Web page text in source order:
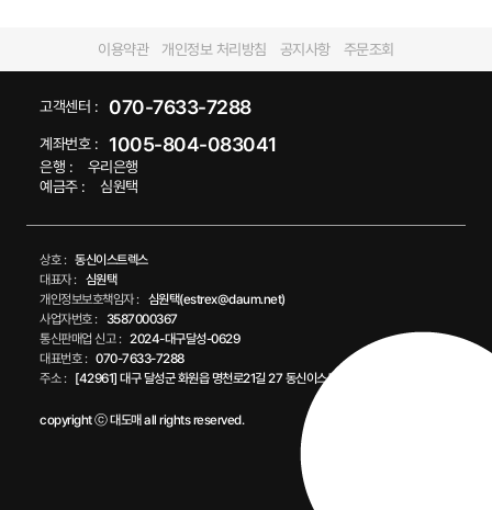
이용약관 개인정보 처리방침 공지사항 주문조회
고객센터 : 070-7633-7288
계좌번호 : 1005-804-083041
은행 :
우리은행
예금주 :
심원택
상호 : 동신이스트렉스
대표자 :
심원택
개인정보보호책임자 :
심원택(estrex@daum.net)
사업자번호 :
3587000367
통신판매업 신고 : 2024-대구달성-0629
대표번호 : 070-7633-7288
주소 :
[42961] 대구 달성군 화원읍 명천로21길 27 동신이스트렉스
copyright ⓒ 대도매 all rights reserved.